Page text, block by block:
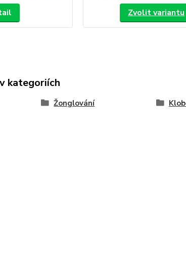
Zvolit variantu
kategoriích
Žonglování